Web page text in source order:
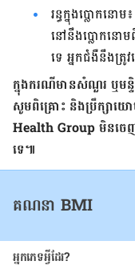
រន្ធ​ក្នុង​ប្លោក​នោ
នៅ​នឹង​ប្លោក​នោម​
ទេ អ្នក​ជំងឺ​នឹង​ត្រូវ​
ក្នុង​ករណី​មាន​សំណួរ ឬ​ម
សូម​ពិគ្រោះ និង​ប្រឹក្សា​យ
Health Group មិន​ចេញ​វ
ទេ៕
គណនា BMI
អ្នកភេទអ្វីដែរ?